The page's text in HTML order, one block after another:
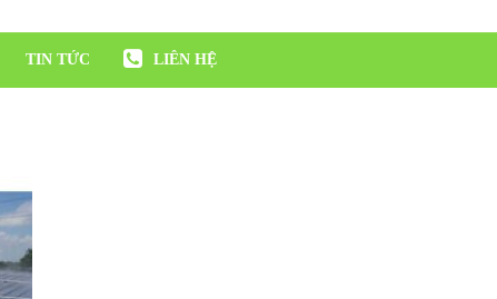
TIN TỨC LIÊN HỆ